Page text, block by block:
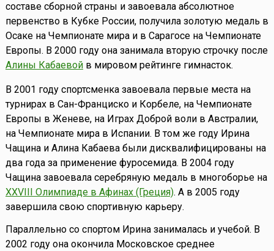
составе сборной страны и завоевала абсолютное
первенство в Кубке России, получила золотую медаль в
Осаке на Чемпионате мира и в Сарагосе на Чемпионате
Европы. В 2000 году она занимала вторую строчку после
Алины Кабаевойв мировом рейтинге гимнасток.
В 2001 году спортсменка завоевала первые места на
турнирах в Сан-Франциско и Корбеле, на Чемпионате
Европы в Женеве, на Играх Доброй воли в Австралии,
на Чемпионате мира в Испании. В том же году Ирина
Чащина и Алина Кабаева были дисквалифицированы на
два года за применение фуросемида. В 2004 году
Чащина завоевала серебряную медаль в многоборье на
XXVIII Олимпиаде в Афинах (Греция). А в 2005 году
завершила свою спортивную карьеру.
Параллельно со спортом Ирина занималась и учебой. В
2002 году она окончила Московское среднее